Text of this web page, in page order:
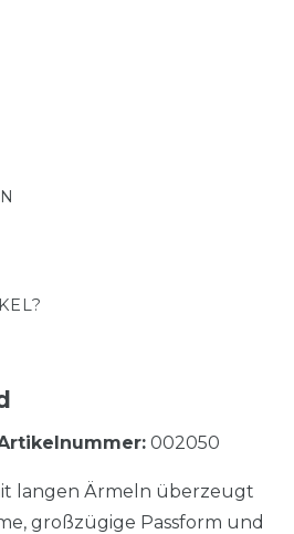
002050
langen Ärmeln überzeugt
großzügige Passform und